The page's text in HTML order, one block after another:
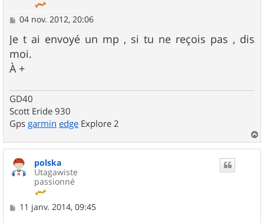
M
s
s
a
e
04 nov. 2012, 20:06
Je t ai envoyé un mp , si tu ne reçois pas , dis
moi.
À +
GD40
Scott Eride 930
Gps garmin edge Explore 2
a
polska
Utagawiste
passionné
M11 janv. 2014, 09:45